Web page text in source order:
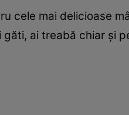
cele mai delicioase
găti, ai treabă chiar şi